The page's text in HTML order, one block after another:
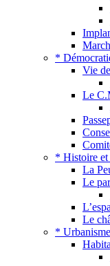
*
Vie
Le
* Histoire
La
Le
Le
*